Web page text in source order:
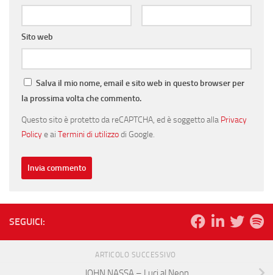
Sito web
Salva il mio nome, email e sito web in questo browser per
la prossima volta che commento.
Questo sito è protetto da reCAPTCHA, ed è soggetto alla Privacy
Policye ai Termini di utilizzodi Google.
SEGUICI:
ARTICOLO SUCCESSIVO